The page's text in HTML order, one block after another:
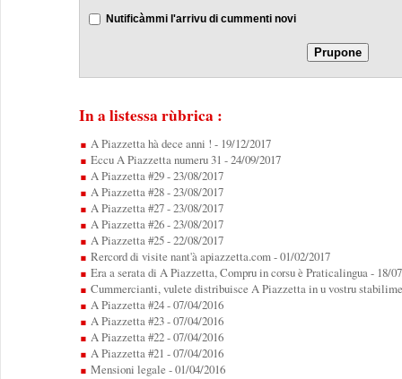
Nutificàmmi l'arrivu di cummenti novi
In a listessa rùbrica :
A Piazzetta hà dece anni ! - 19/12/2017
Eccu A Piazzetta numeru 31 - 24/09/2017
A Piazzetta #29- 23/08/2017
A Piazzetta #28- 23/08/2017
A Piazzetta #27- 23/08/2017
A Piazzetta #26- 23/08/2017
A Piazzetta #25- 22/08/2017
Rercord di visite nant'à apiazzetta.com- 01/02/2017
Era a serata di A Piazzetta, Compru in corsu è Praticalingua- 18/
Cummercianti, vulete distribuisce A Piazzetta in u vostru
A Piazzetta #24- 07/04/2016
A Piazzetta #23- 07/04/2016
A Piazzetta #22- 07/04/2016
A Piazzetta #21 - 07/04/2016
Mensioni legale - 01/04/2016